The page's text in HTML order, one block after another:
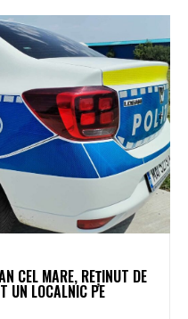
CEL MARE, REȚINUT DE
UN LOCALNIC PE